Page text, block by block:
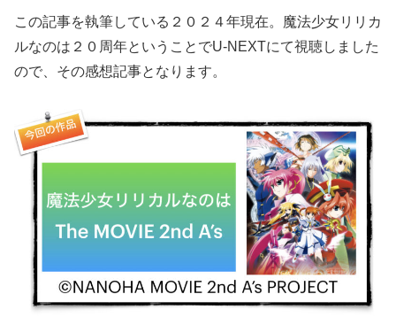
この記事を執筆している２０２４年現在。魔法少女リリカ
ルなのは２０周年ということでU-NEXTにて視聴しました
ので、その感想記事となります。